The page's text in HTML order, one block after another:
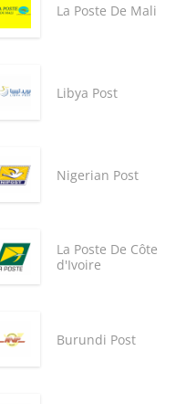
La Poste De Mali
Libya Post
Nigerian Post
La Poste De Côte
d'Ivoire
Burundi Post